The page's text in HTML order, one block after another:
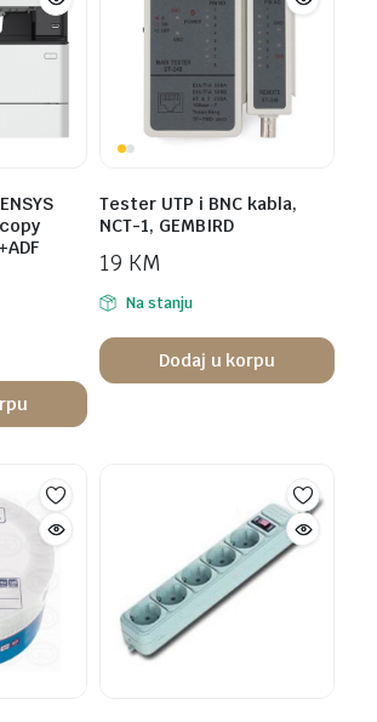
Tester UTP i BNC kabla,
NCT-1, GEMBIRD
19 KM
Na stanju
Dodaj u korpu